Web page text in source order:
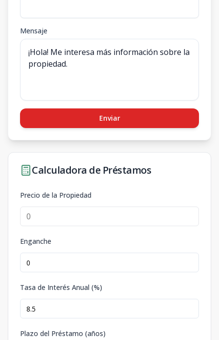
Mensaje
Enviar
Calculadora de Préstamos
Precio de la Propiedad
Enganche
Tasa de Interés Anual (%)
Plazo del Préstamo (años)